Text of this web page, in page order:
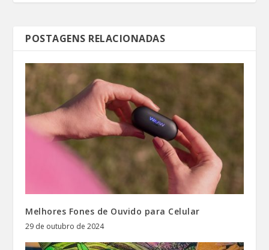
POSTAGENS RELACIONADAS
Melhores Fones de Ouvido para Celular
29 de outubro de 2024